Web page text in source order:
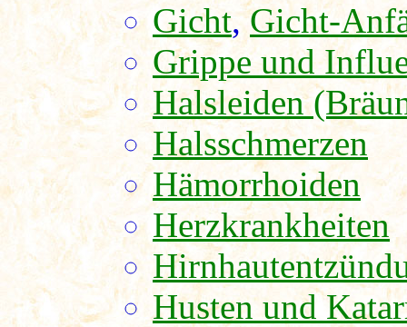
Gicht,Gicht-
Grippe und
Halsleiden
Halsschmerzen
Hämorrhoiden
Herzkrankheiten
Husten und